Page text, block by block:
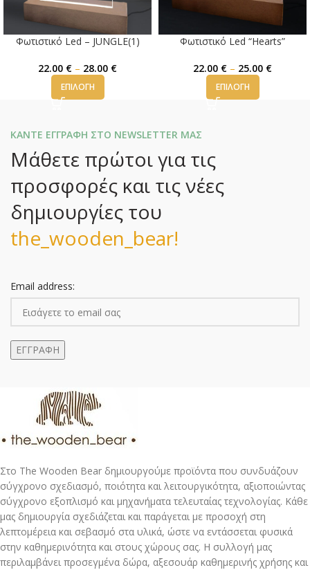
Φωτιστικό Led – JUNGLE(1)
22.00 € – 28.00 €
ΕΠΙΛΟΓΉ
Φωτιστικό Led “Hearts”
22.00 € – 25.00 €
ΕΠΙΛΟΓΉ
ΚΑΝΤΕ ΕΓΓΡΑΦΗ ΣΤΟ NEWSLETTER ΜΑΣ
Μάθετε πρώτοι για τις
προσφορές και τις νέες
δημιουργίες του
the_wooden_bear!
Email address:
Στο The Wooden Bear δημιουργούμε προϊόντα που συνδυάζουν
σύγχρονο σχεδιασμό, ποιότητα και λειτουργικότητα, αξιοποιώντας
σύγχρονο εξοπλισμό και μηχανήματα τελευταίας τεχνολογίας. Κάθε
μας δημιουργία σχεδιάζεται και παράγεται με προσοχή στη
λεπτομέρεια και σεβασμό στα υλικά, ώστε να εντάσσεται φυσικά
στην καθημερινότητα και στους χώρους σας. Η συλλογή μας
περιλαμβάνει προσεγμένα δώρα, αξεσουάρ καθημερινής χρήσης και